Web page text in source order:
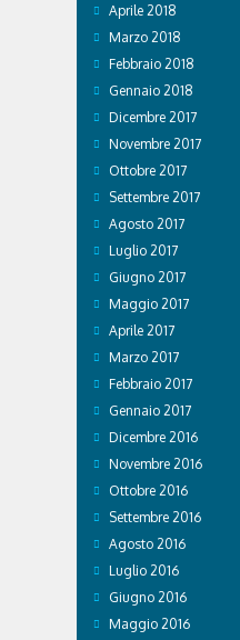
Aprile 2018
Marzo 2018
Febbraio 2018
Gennaio 2018
Dicembre 2017
Novembre 2017
Ottobre 2017
Settembre 2017
Agosto 2017
Luglio 2017
Giugno 2017
Maggio 2017
Aprile 2017
Marzo 2017
Febbraio 2017
Gennaio 2017
Dicembre 2016
Novembre 2016
Ottobre 2016
Settembre 2016
Agosto 2016
Luglio 2016
Giugno 2016
Maggio 2016